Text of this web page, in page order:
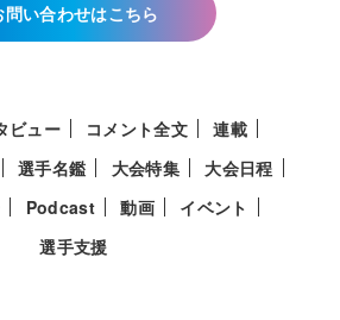
問い合わせはこちら
ビュー コメント全文
連載
選手名鑑 大会特集
大会日程
Podcast 動画
イベント
選手支援